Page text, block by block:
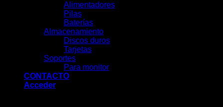
Alimentadores
Pilas
Baterías
Almacenamiento
Discos duros
Tarjetas
Soportes
Para monitor
CONTACTO
Acceder